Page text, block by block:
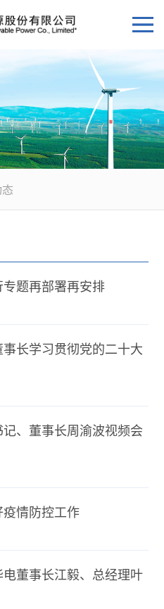
题再部署再安排
长学习贯彻党的二十大
、董事长周渝波视频会
情防控工作
董事长江毅、总经理叶